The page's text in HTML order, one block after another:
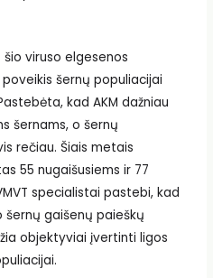
viruso elgesenos
poveikis šernų populiacijai
kad AKM dažniau
šernams, o šernų
rečiau. Šiais metais
55 nugaišusiems ir 77
specialistai pastebi, kad
gaišenų paieškų
objektyviai įvertinti ligos